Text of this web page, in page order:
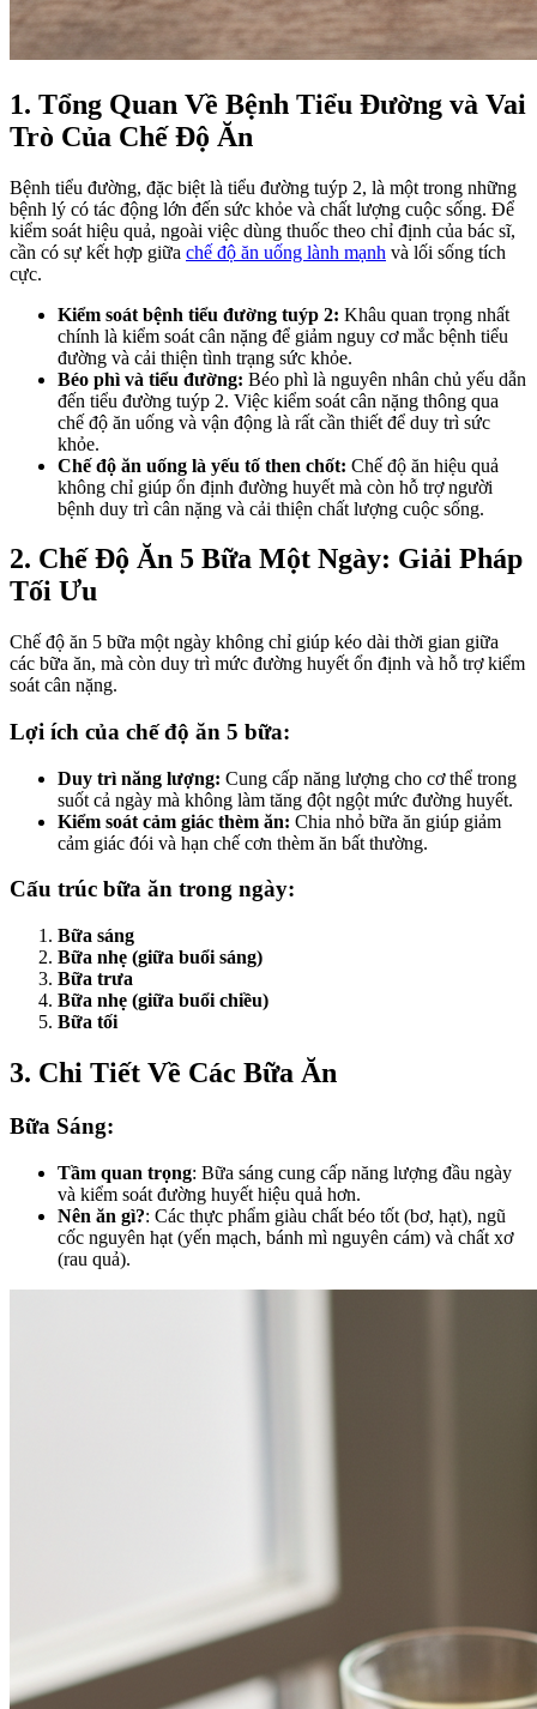
1. Tổng Quan Về Bệnh Tiểu Đường và Vai
Trò Của Chế Độ Ăn
Bệnh tiểu đường, đặc biệt là tiểu đường tuýp 2, là một trong những
bệnh lý có tác động lớn đến sức khỏe và chất lượng cuộc sống. Để
kiểm soát hiệu quả, ngoài việc dùng thuốc theo chỉ định của bác sĩ,
cần có sự kết hợp giữa chế độ ăn uống lành mạnh và lối sống tích
cực.
Kiểm soát bệnh tiểu đường tuýp 2: Khâu quan trọng nhất
chính là kiểm soát cân nặng để giảm nguy cơ mắc bệnh tiểu
đường và cải thiện tình trạng sức khỏe.
Béo phì và tiểu đường: Béo phì là nguyên nhân chủ yếu dẫn
đến tiểu đường tuýp 2. Việc kiểm soát cân nặng thông qua
chế độ ăn uống và vận động là rất cần thiết để duy trì sức
khỏe.
Chế độ ăn uống là yếu tố then chốt: Chế độ ăn hiệu quả
không chỉ giúp ổn định đường huyết mà còn hỗ trợ người
bệnh duy trì cân nặng và cải thiện chất lượng cuộc sống.
2. Chế Độ Ăn 5 Bữa Một Ngày: Giải Pháp
Tối Ưu
Chế độ ăn 5 bữa một ngày không chỉ giúp kéo dài thời gian giữa
các bữa ăn, mà còn duy trì mức đường huyết ổn định và hỗ trợ kiểm
soát cân nặng.
Lợi ích của chế độ ăn 5 bữa:
Duy trì năng lượng: Cung cấp năng lượng cho cơ thể trong
suốt cả ngày mà không làm tăng đột ngột mức đường huyết.
Kiểm soát cảm giác thèm ăn: Chia nhỏ bữa ăn giúp giảm
cảm giác đói và hạn chế cơn thèm ăn bất thường.
Cấu trúc bữa ăn trong ngày:
Bữa sáng
Bữa nhẹ (giữa buổi sáng)
Bữa trưa
Bữa nhẹ (giữa buổi chiều)
Bữa tối
3. Chi Tiết Về Các Bữa Ăn
Bữa Sáng:
Tầm quan trọng: Bữa sáng cung cấp năng lượng đầu ngày
và kiểm soát đường huyết hiệu quả hơn.
Nên ăn gì?: Các thực phẩm giàu chất béo tốt (bơ, hạt), ngũ
cốc nguyên hạt (yến mạch, bánh mì nguyên cám) và chất xơ
(rau quả).